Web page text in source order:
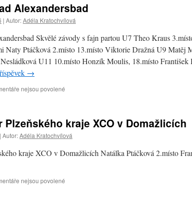
Rozalie
Získalová
na
dráze
Alexandersbad
| Autor:Adéla Kratochvílová
Skvělé závody s fajn partou U7 Theo Kraus
Naty Ptáčková 2.místo 13.místo Viktorie Dražná U9 Matěj
U11 10.místo Honzík Moulis, 18.místo František
→
nejsou povolené
Cube
Cup
Bad
Alexandersbad
Plzeňského kraje XCO v Domažlicích
| Autor:Adéla Kratochvílová
kraje XCO v Domažlicích Natálka Ptáčková 2.místo
nejsou povolené